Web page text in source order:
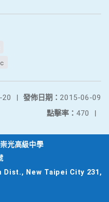
發佈日期： 2015-06-09
20
|
點擊率： 470 |
光高級中學
Dist., New Taipei City 231,